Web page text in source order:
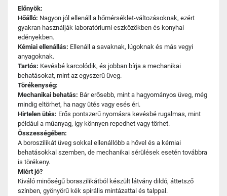
Előnyök:
Hőálló: Nagyon jól ellenáll a hőmérséklet-változásoknak, ezért
gyakran használják laboratóriumi eszközökben és konyhai
edényekben.
Kémiai ellenállás: Ellenáll a savaknak, lúgoknak és más vegyi
anyagoknak.
Tartós: Kevésbé karcolódik, és jobban bírja a mechanikai
behatásokat, mint az egyszerű üveg.
Törékenység:
Mechanikai behatás: Bár erősebb, mint a hagyományos üveg, még
mindig eltörhet, ha nagy ütés vagy esés éri.
Hirtelen ütés: Erős pontszerű nyomásra kevésbé rugalmas, mint
például a műanyag, így könnyen repedhet vagy törhet.
Összességében:
A boroszilikát üveg sokkal ellenállóbb a hővel és a kémiai
behatásokkal szemben, de mechanikai sérülések esetén továbbra
is törékeny.
Miért jó?
Kiváló minőségű boraszilikátból készült látvány dildó, áttetsző
színben, gyönyörű kék spirális mintázattal és talppal.